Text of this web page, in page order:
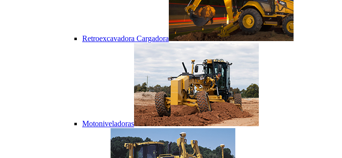
Retroexcavadora Cargadora
Motoniveladoras